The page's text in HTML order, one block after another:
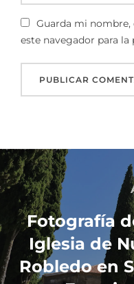
Guarda mi
este navegador para
Fotografía
Iglesia de
Robledo en